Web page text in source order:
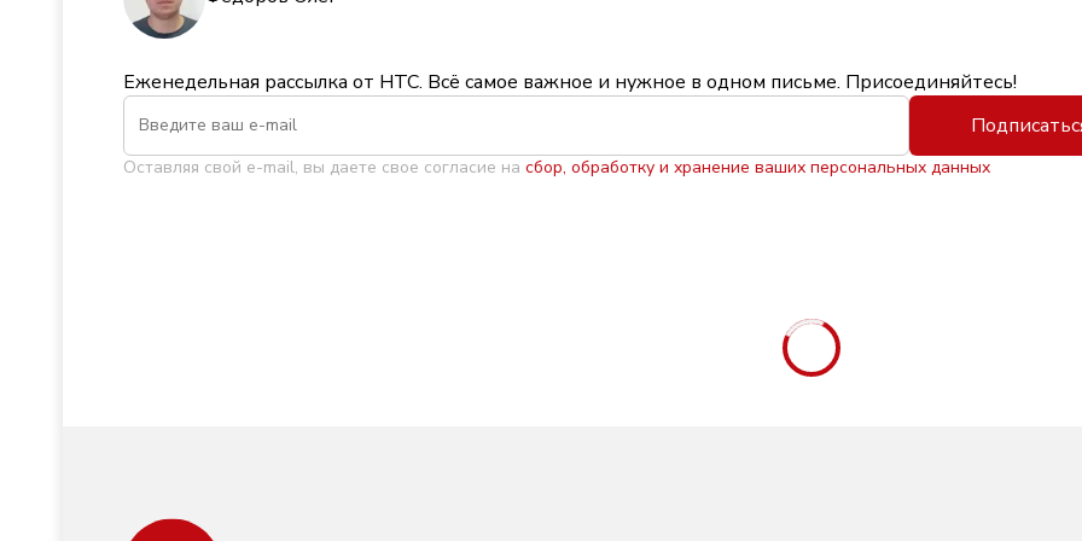
Еженедельная рассылка от НТС. Всё самое важное и нужное в одном письме. Присоединяйтесь!
Оставляя свой e-mail, вы даете свое согласие на сбор, обработку и хранение ваших персональных данных